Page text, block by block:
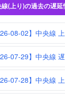
(上り)の過去の遅延
08-02】中央線
07-29】中央線
07-28】中央線